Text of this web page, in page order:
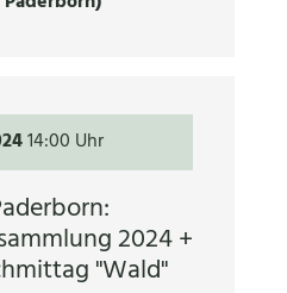
14:00 Uhr
2024 +
"Wald"